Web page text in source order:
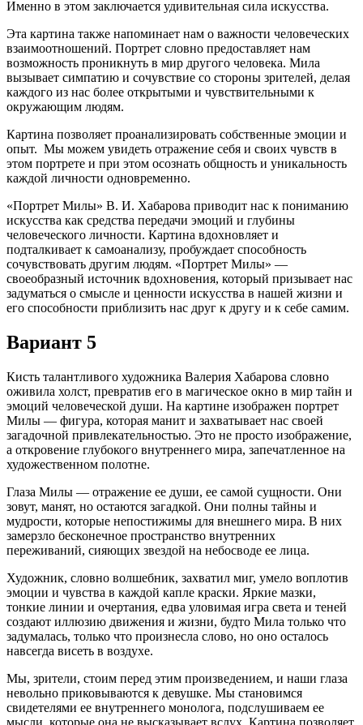
Именно в этом заключается удивительная сила искусства.
Эта картина также напоминает нам о важности человеческих
взаимоотношений. Портрет словно предоставляет нам
возможность проникнуть в мир другого человека. Мила
вызывает симпатию и сочувствие со стороны зрителей, делая
каждого из нас более открытыми и чувствительными к
окружающим людям.
Картина позволяет проанализировать собственные эмоции и
опыт. Мы можем увидеть отражение себя и своих чувств в
этом портрете и при этом осознать общность и уникальность
каждой личности одновременно.
«Портрет Милы» В. И. Хабарова приводит нас к пониманию
искусства как средства передачи эмоций и глубины
человеческого личности. Картина вдохновляет и
подталкивает к самоанализу, пробуждает способность
сочувствовать другим людям. «Портрет Милы» —
своеобразный источник вдохновения, который призывает нас
задуматься о смысле и ценности искусства в нашей жизни и
его способности приблизить нас друг к другу и к себе самим.
Вариант 5
Кисть талантливого художника Валерия Хабарова словно
оживила холст, превратив его в магическое окно в мир тайн и
эмоций человеческой души. На картине изображен портрет
Милы — фигура, которая манит и захватывает нас своей
загадочной привлекательностью. Это не просто изображение,
а откровение глубокого внутреннего мира, запечатленное на
художественном полотне.
Глаза Милы — отражение ее души, ее самой сущности. Они
зовут, манят, но остаются загадкой. Они полны тайны и
мудрости, которые непостижимы для внешнего мира. В них
замерзло бесконечное пространство внутренних
переживаний, сияющих звездой на небосводе ее лица.
Художник, словно волшебник, захватил миг, умело воплотив
эмоции и чувства в каждой капле краски. Яркие мазки,
тонкие линии и очертания, едва уловимая игра света и теней
создают иллюзию движения и жизни, будто Мила только что
задумалась, только что произнесла слово, но оно осталось
навсегда висеть в воздухе.
Мы, зрители, стоим перед этим произведением, и наши глаза
невольно приковываются к девушке. Мы становимся
свидетелями ее внутреннего монолога, подслушиваем ее
мысли, которые она не высказывает вслух. Картина позволяет